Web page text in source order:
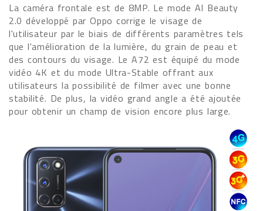
La caméra frontale est de 8MP. Le mode AI Beauty
2.0 développé par Oppo corrige le visage de
l'utilisateur par le biais de différents paramètres tels
que l'amélioration de la lumière, du grain de peau et
des contours du visage. Le A72 est équipé du mode
vidéo 4K et du mode Ultra-Stable offrant aux
utilisateurs la possibilité de filmer avec une bonne
stabilité. De plus, la vidéo grand angle a été ajoutée
pour obtenir un champ de vision encore plus large.